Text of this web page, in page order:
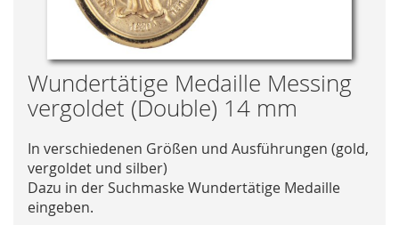
Skip
to
the
of
the
images
gallery
Wundertätige Medaille Messing
vergoldet (Double) 14 mm
In verschiedenen Größen und Ausführungen (gold,
vergoldet und silber)
Dazu in der Suchmaske Wundertätige Medaille
eingeben.